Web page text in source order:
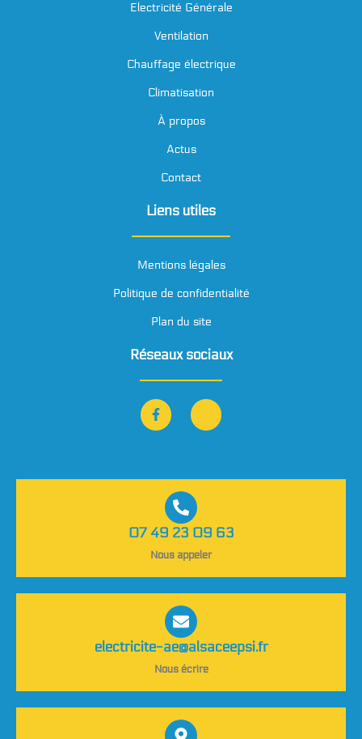
Electricité Générale
Ventilation
Chauffage électrique
Climatisation
À propos
Actus
Contact
Liens utiles
Mentions légales
Politique de confidentialité
Plan du site
Réseaux sociaux
07 49 23 09 63
Nous appeler
electricite-ae@alsaceepsi.fr
Nous écrire